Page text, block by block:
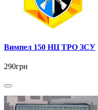
Вимпел 150 НЦ ТРО ЗСУ
290грн